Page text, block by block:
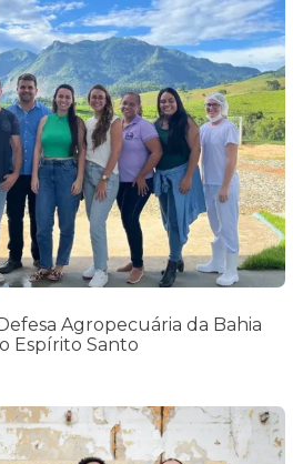
Agropecuária da Bahia
Espírito Santo